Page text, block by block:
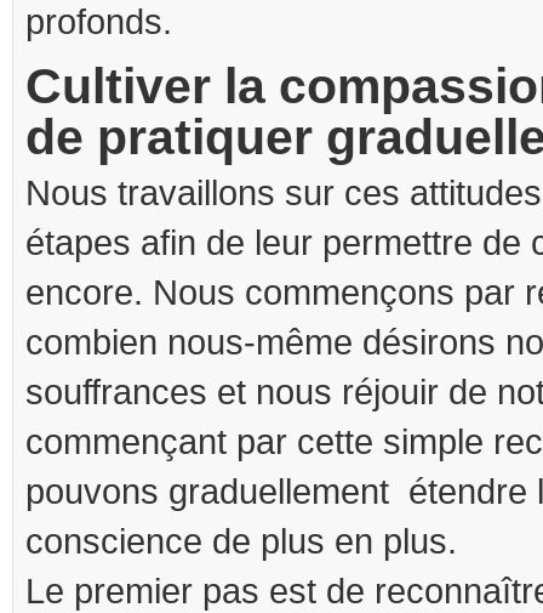
profonds.
Cultiver la
de pratiquer
Nous travaillons sur ces
étapes afin de leur permettre de
encore. Nous commençons par
combien nous-même désirons
souffrances et nous réjouir de
commençant par cette simple
pouvons graduellement étendre
conscience de plus en plus.
Le premier pas est de